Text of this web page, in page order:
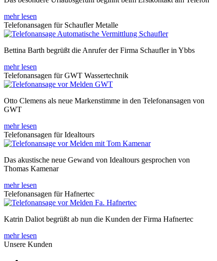
mehr lesen
Telefonansagen für Schaufler Metalle
Bettina Barth begrüßt die Anrufer der Firma Schaufler in Ybbs
mehr lesen
Telefonansagen für GWT Wassertechnik
Otto Clemens als neue Markenstimme in den Telefonansagen von
GWT
mehr lesen
Telefonansagen für Idealtours
Das akustische neue Gewand von Idealtours gesprochen von
Thomas Kamenar
mehr lesen
Telefonansagen für Hafnertec
Katrin Daliot begrüßt ab nun die Kunden der Firma Hafnertec
mehr lesen
Unsere Kunden